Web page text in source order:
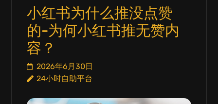
小红书为什么推没点赞
的-为何小红书推无赞内
容？
2026年6月30日
24小时自助平台